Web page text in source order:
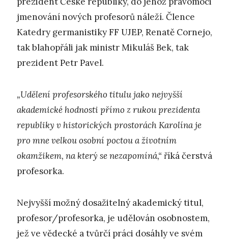
jmenování nových profesorů náleží. Člence
Katedry germanistiky FF UJEP, Renatě Cornejo,
tak blahopřáli jak ministr Mikuláš Bek, tak
prezident Petr Pavel.
„Udělení profesorského titulu jako nejvyšší
akademické hodnosti přímo z rukou prezidenta
republiky v historických prostorách Karolína je
pro mne velkou osobní poctou a životním
okamžikem, na který se nezapomíná,“ říká čerstvá
profesorka.
Nejvyšší možný dosažitelný akademický titul,
profesor/profesorka, je udělován osobnostem,
jež ve vědecké a tvůrčí práci dosáhly ve svém